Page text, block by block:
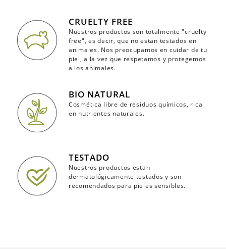
CRUELTY FREE
Nuestros productos son totalmente "cruelty
free", es decir, que no estan testados en
animales. Nos preocupamos en cuidar de tu
piel, a la vez que respetamos y protegemos
a los animales.
BIO NATURAL
Cosmética libre de residuos químicos, rica
en nutrientes naturales.
TESTADO
Nuestros productos estan
dermatológicamente testados y son
recomendados para pieles sensibles.